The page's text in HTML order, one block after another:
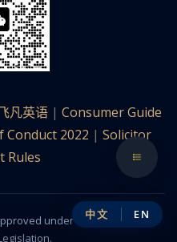
凡英语 | Consumer Guide
2022 | Solicitor
Rules
under Professional
中文 EN